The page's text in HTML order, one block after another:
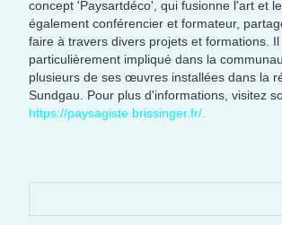
concept 'Paysartdéco', qui fusionne l'art et
également conférencier et formateur,
faire à travers divers projets et formations. Il
particulièrement impliqué dans la
plusieurs de ses œuvres installées dans la
Sundgau. Pour plus d'informations, visitez
https://paysagiste.brissinger.fr/.